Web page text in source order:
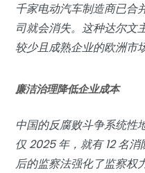
千家电动汽车制造商已合
司就会消失。这种达尔文
较少且成熟企业的欧洲市
廉洁治理降低企业成本
中国的反腐败斗争系统性
仅 2025 年，就有 12 名
后的监察法强化了监察权